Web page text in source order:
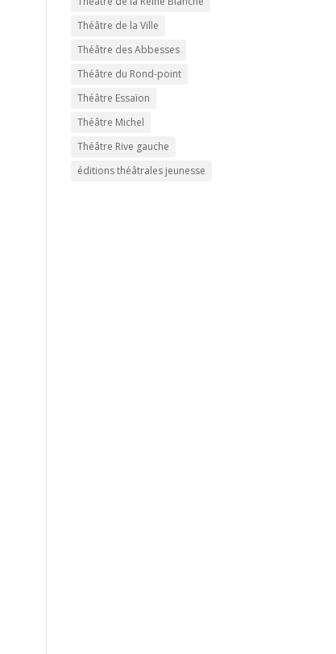
Théâtre de la Ville
Théâtre des Abbesses
Théâtre du Rond-point
Théâtre Essaïon
Théâtre Michel
Théâtre Rive gauche
éditions théâtrales jeunesse